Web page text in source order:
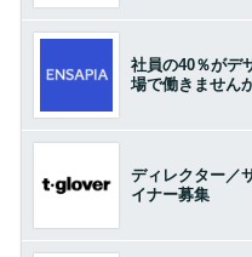
社員の40％がデ
場で働きません
ディレクター／
イナー募集